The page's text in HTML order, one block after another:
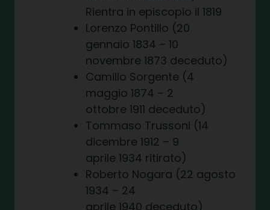
Rientra in episcopio il 1819
Lorenzo Pontillo (20
gennaio 1834 – 10
novembre 1873 deceduto)
Camillo Sorgente (4
maggio 1874 – 2
ottobre 1911 deceduto)
Tommaso Trussoni (14
dicembre 1912 – 9
aprile 1934 ritirato)
Roberto Nogara (22 agosto
1934 – 24
aprile 1940 deceduto)